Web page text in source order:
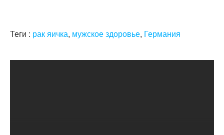
Теги : рак яичка, мужское здоровье, Германия